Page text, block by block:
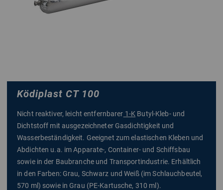
Ködiplast CT 100
Nicht reaktiver, leicht entfernbarer 1-K Butyl-Kleb- und
Dichtstoff mit ausgezeichneter Gasdichtigkeit und
Wasserbeständigkeit. Geeignet zum elastischen Kleben und
Abdichten u.a. im Apparate-, Container- und Schiffsbau
sowie in der Baubranche und Transportindustrie. Erhältlich
in den Farben: Grau, Schwarz und Weiß (im Schlauchbeutel,
570 ml) sowie in Grau (PE-Kartusche, 310 ml).